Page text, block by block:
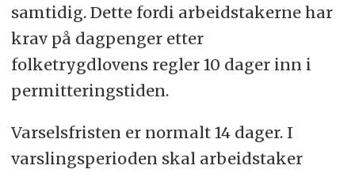
samtidig. Dette fordi arbeidstakerne har
krav på dagpenger etter
folketrygdlovens regler 10 dager inn i
permitteringstiden.
Varselsfristen er normalt 14 dager. I
varslingsperioden skal arbeidstaker